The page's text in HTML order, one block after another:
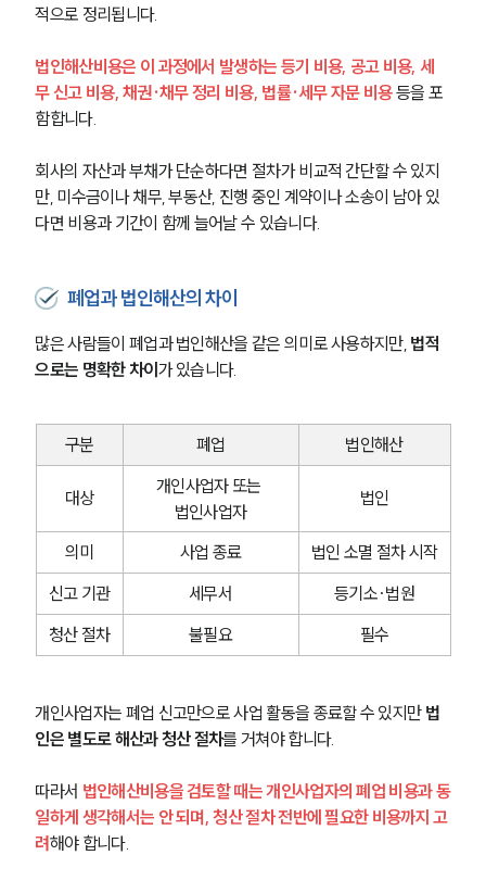
적으로 정리됩니다.
법인해산비용은 이 과정에서 발생하는 등기 비용, 공고 비용, 세
무 신고 비용, 채권·채무 정리 비용, 법률·세무 자문 비용 등을 포
함합니다.
회사의 자산과 부채가 단순하다면 절차가 비교적 간단할 수 있지
만, 미수금이나 채무, 부동산, 진행 중인 계약이나 소송이 남아 있
다면 비용과 기간이 함께 늘어날 수 있습니다.
폐업과 법인해산의 차이
많은 사람들이 폐업과 법인해산을 같은 의미로 사용하지만, 법적
으로는 명확한 차이가 있습니다.
구분 폐업 법인해산
대상
개인사업자 또는
법인사업자
법인
의미 사업 종료
법인 소멸 절차 시작
신고 기관
세무서
등기소·법원
청산 절차
불필요 필수
개인사업자는 폐업 신고만으로 사업 활동을 종료할 수 있지만 법
인은 별도로 해산과 청산 절차를 거쳐야 합니다.
따라서 법인해산비용을 검토할 때는 개인사업자의 폐업 비용과 동
일하게 생각해서는 안 되며, 청산 절차 전반에 필요한 비용까지 고
려해야 합니다.